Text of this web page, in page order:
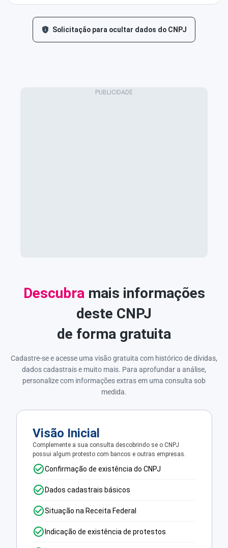
Solicitação para ocultar dados do CNPJ
Descubra mais informações
deste CNPJ
de forma gratuita
Cadastre-se e acesse uma visão gratuita com histórico de dívidas,
dados cadastrais e muito mais. Para aprofundar a análise,
personalize com informações extras em uma consulta sob
medida.
Visão Inicial
Complemente a sua consulta descobrindo se o CNPJ
possui algum protesto com bancos e outras empresas.
Confirmação de existência do CNPJ
Dados cadastrais básicos
Situação na Receita Federal
Indicação de existência de protestos